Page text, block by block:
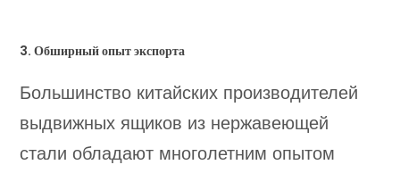
3. Обширный опыт экспорта
Большинство китайских производителей
выдвижных ящиков из нержавеющей
стали обладают многолетним опытом